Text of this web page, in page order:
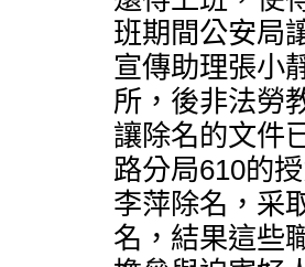
班期間公安局
宣傳助理張小
所，後非法勞
讓除名的文件
路分局610的
李萍除名，采
名，結果這些